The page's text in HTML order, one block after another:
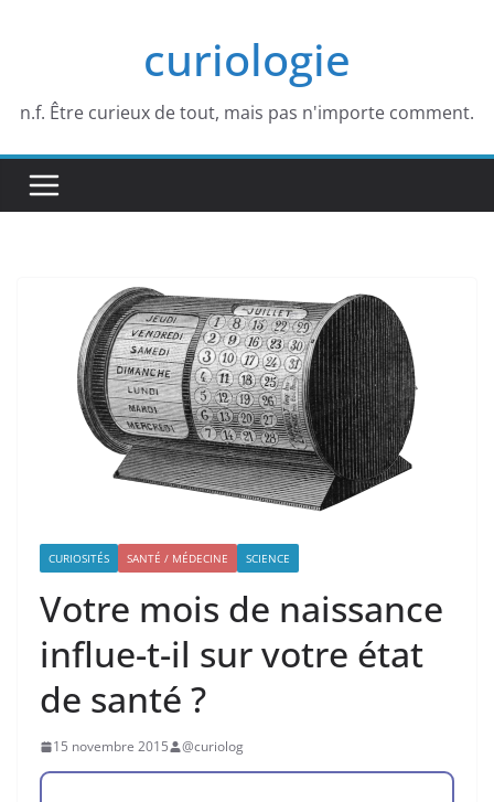
curiologie
n.f. Être curieux de tout, mais pas n'importe comment.
CURIOSITÉS SANTÉ / MÉDECINE SCIENCE
Votre mois de naissance
influe-t-il sur votre état
de santé ?
15 novembre 2015 @curiolog